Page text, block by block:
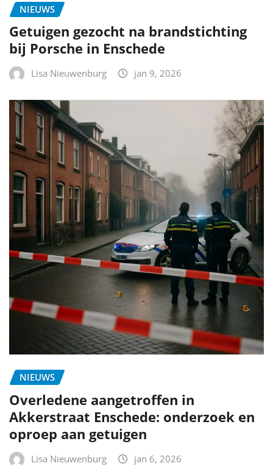
NIEUWS
Getuigen gezocht na brandstichting
bij Porsche in Enschede
Lisa Nieuwenburg jan 9, 2026
NIEUWS
Overledene aangetroffen in
Akkerstraat Enschede: onderzoek en
oproep aan getuigen
Lisa Nieuwenburg jan 6, 2026